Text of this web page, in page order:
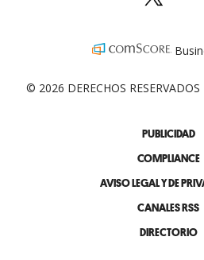
PUBLICIDAD
COMPLIANCE
AVISO LEGAL Y DE
CANALES RSS
DIRECTORIO
© 2026 DERECHOS RESERVADOS